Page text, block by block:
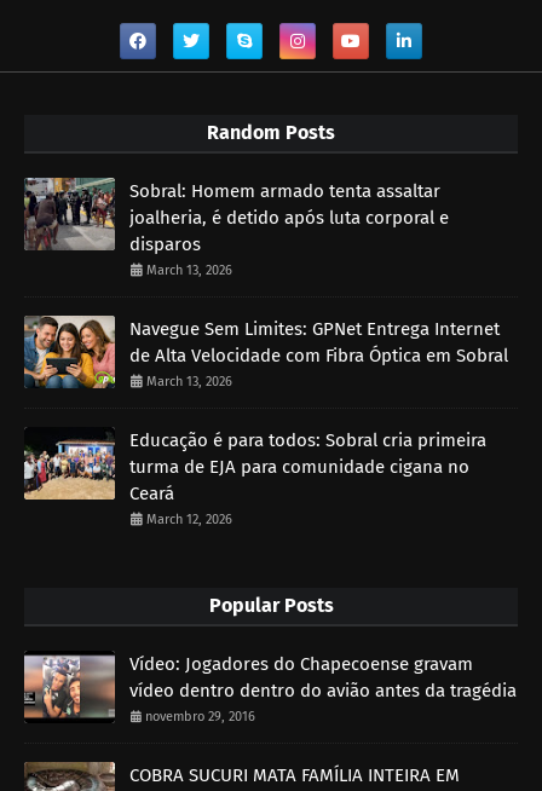
Random Posts
Sobral: Homem armado tenta assaltar
joalheria, é detido após luta corporal e
disparos
March 13, 2026
Navegue Sem Limites: GPNet Entrega Internet
de Alta Velocidade com Fibra Óptica em Sobral
March 13, 2026
Educação é para todos: Sobral cria primeira
turma de EJA para comunidade cigana no
Ceará
March 12, 2026
Popular Posts
Vídeo: Jogadores do Chapecoense gravam
vídeo dentro dentro do avião antes da tragédia
novembro 29, 2016
COBRA SUCURI MATA FAMÍLIA INTEIRA EM